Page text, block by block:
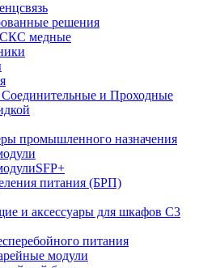
решения
медные
и Проходные
промышленного назначения
питания (БРП)
и аксессуары для шкафов C3
питания
модули